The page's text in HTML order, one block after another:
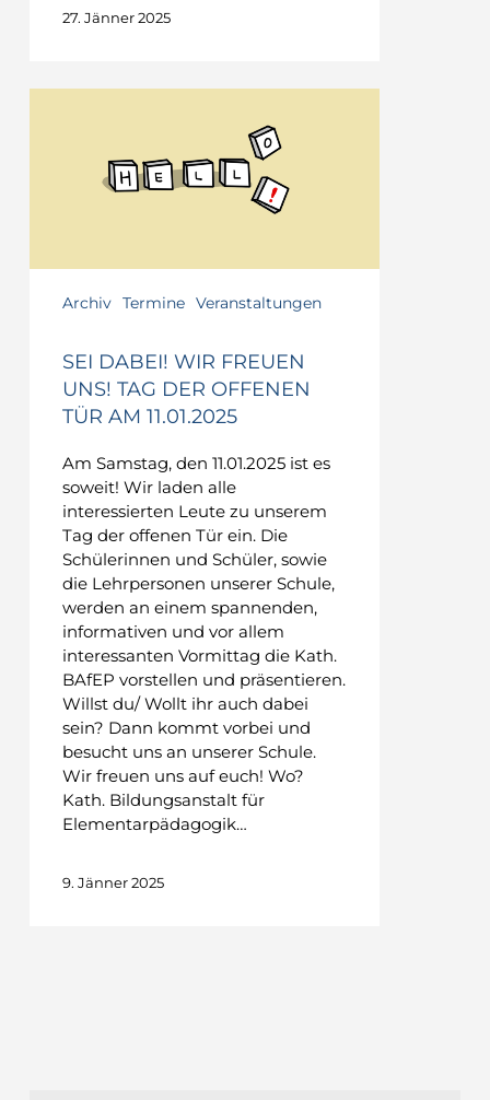
27. Jänner 2025
offenen
Archiv Termine Veranstaltungen
SEI DABEI! WIR FREUEN
UNS! TAG DER OFFENEN
TÜR AM 11.01.2025
Am Samstag, den 11.01.2025 ist es
soweit! Wir laden alle
interessierten Leute zu unserem
Tag der offenen Tür ein. Die
Schülerinnen und Schüler, sowie
die Lehrpersonen unserer Schule,
werden an einem spannenden,
informativen und vor allem
interessanten Vormittag die Kath.
BAfEP vorstellen und präsentieren.
Willst du/ Wollt ihr auch dabei
sein? Dann kommt vorbei und
besucht uns an unserer Schule.
Wir freuen uns auf euch! Wo?
Kath. Bildungsanstalt für
Elementarpädagogik…
9. Jänner 2025